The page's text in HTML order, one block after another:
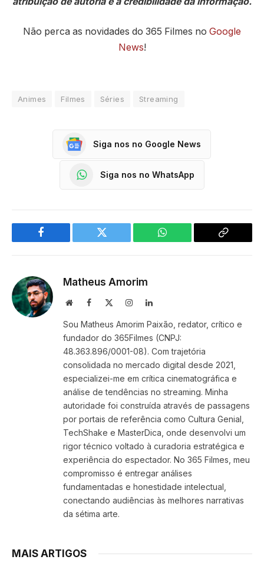
Não perca as novidades do 365 Filmes no Google
News!
Animes Filmes Séries Streaming
Siga nos no Google News
Siga nos no WhatsApp
Facebook Twitter WhatsApp
Copy
Matheus Amorim
WebsiteFacebook InstagramLinkedIn
Sou Matheus Amorim Paixão, redator, crítico e
fundador do 365Filmes (CNPJ:
48.363.896/0001-08). Com trajetória
consolidada no mercado digital desde 2021,
especializei-me em crítica cinematográfica e
análise de tendências no streaming. Minha
autoridade foi construída através de passagens
por portais de referência como Cultura Genial,
TechShake e MasterDica, onde desenvolvi um
rigor técnico voltado à curadoria estratégica e
experiência do espectador. No 365 Filmes, meu
compromisso é entregar análises
fundamentadas e honestidade intelectual,
conectando audiências às melhores narrativas
da sétima arte.
MAIS ARTIGOS